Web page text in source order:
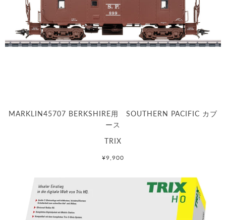
MARKLIN45707 BERKSHIRE用 SOUTHERN PACIFIC カブ
ース
TRIX
¥9,900